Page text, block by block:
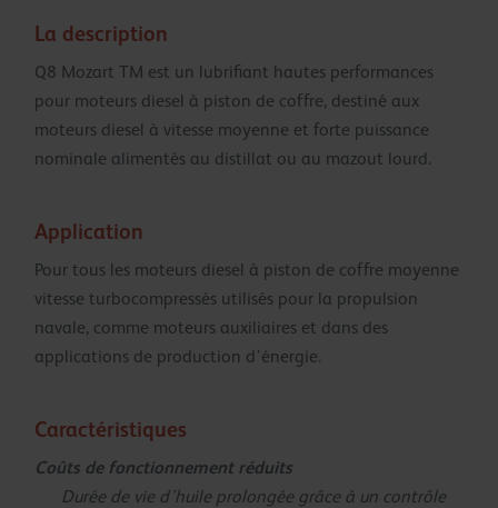
La description
Q8 Mozart TM est un lubrifiant hautes performances
pour moteurs diesel à piston de coffre, destiné aux
moteurs diesel à vitesse moyenne et forte puissance
nominale alimentés au distillat ou au mazout lourd.
Application
Pour tous les moteurs diesel à piston de coffre moyenne
vitesse turbocompressés utilisés pour la propulsion
navale, comme moteurs auxiliaires et dans des
applications de production d’énergie.
Caractéristiques
Coûts de fonctionnement réduits
Durée de vie d’huile prolongée grâce à un contrôle